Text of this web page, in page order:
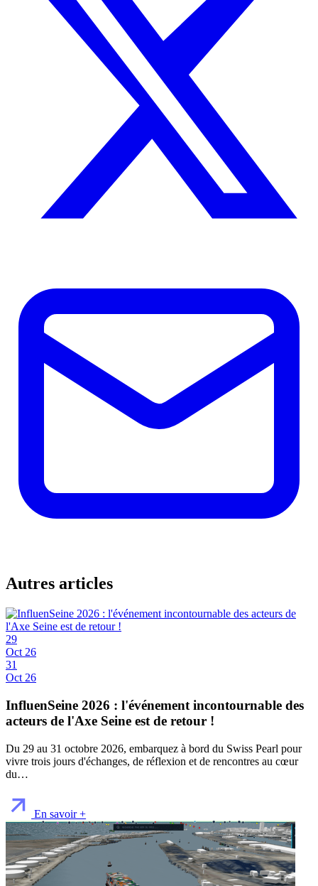
Autres articles
29
Oct 26
31
Oct 26
InfluenSeine 2026 : l'événement incontournable des
acteurs de l'Axe Seine est de retour !
Du 29 au 31 octobre 2026, embarquez à bord du Swiss Pearl pour
vivre trois jours d'échanges, de réflexion et de rencontres au cœur
du…
En savoir +